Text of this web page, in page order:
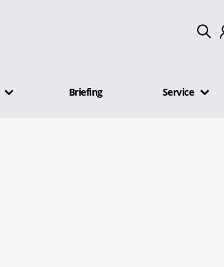
Briefing Service